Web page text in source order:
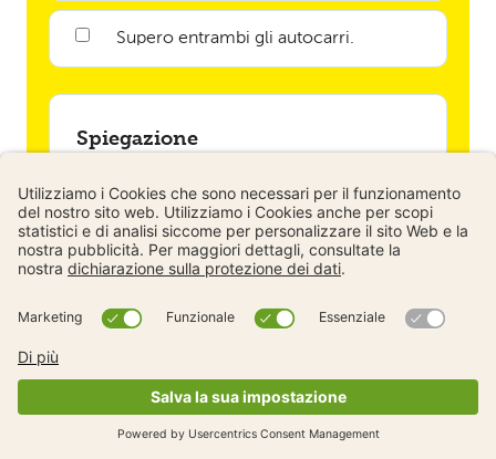
Supero entrambi gli autocarri.
Spiegazione
scarse. In queste condizioni è necessario
adeguare la velocità e quindi interrompere
la manovra di sorpasso.
Domanda 6/10
Come ti comporti quando la colonna di
veicoli si ferma?